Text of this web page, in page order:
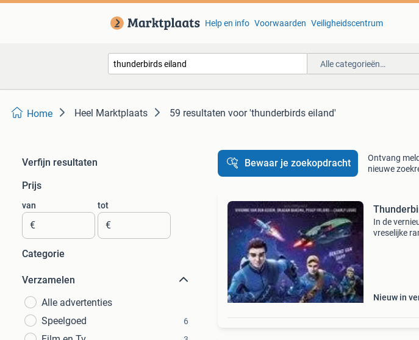
Help en info Voorwaarden Veiligheidscentrum
Alle categorieën…
Home Heel Marktplaats 59 resultaten voor 'thunderbirds eiland'
Verfijn resultaten
Prijs
van
€
tot
€
Categorie
Verzamelen
Alle advertenties
Speelgoed
6
Bewaar je zoekopdracht
Ontvang
nieuwe
In de
vreselijke
Nieuw in